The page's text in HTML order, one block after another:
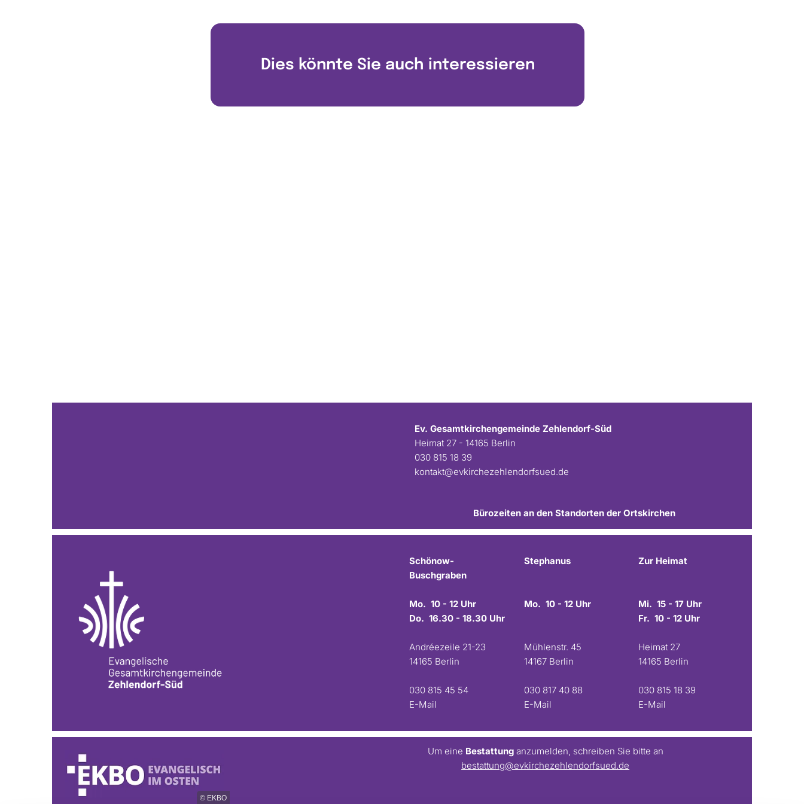
Dies könnte Sie auch interessieren
Ev. Gesamtkirchengemeinde Zehlendorf-Süd
Heimat 27 - 14165 Berlin
030 815 18 39
kontakt@evkirchezehlendorfsued.de
Bürozeiten an den Standorten der Ortskirchen
Schönow-
Buschgraben
Mo. 10 - 12 Uhr
Do. 16.30 - 18.30 Uhr
Andréezeile 21-23
14165 Berlin
030 815 45 54
E-Mail
Stephanus
Mo. 10 - 12 Uhr
Mühlenstr. 45
14167 Berlin
030 817 40 88
E-Mail
Zur Heimat
Mi. 15 - 17 Uhr
Fr. 10 - 12 Uhr
Heimat 27
14165 Berlin
030 815 18 39
E-Mail
© EKBO
Um eine Bestattunganzumelden, schreiben Sie bitte an
bestattung@evkirchezehlendorfsued.de